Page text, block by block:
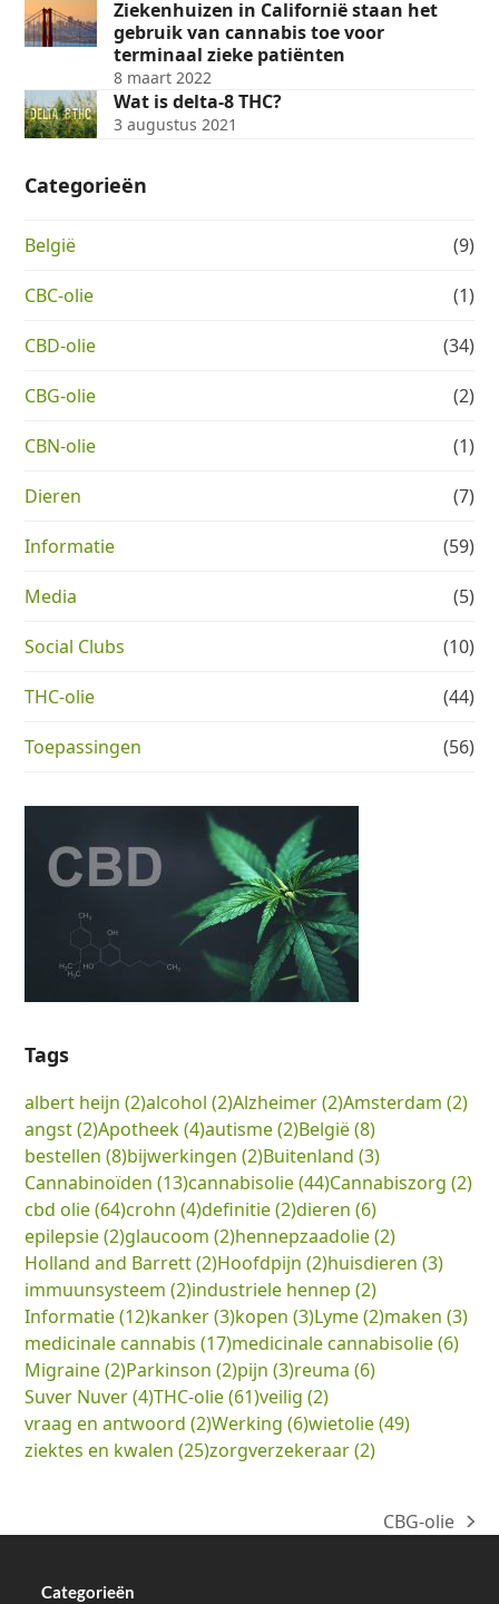
Ziekenhuizen in Californië staan het
gebruik van cannabis toe voor
terminaal zieke patiënten
8 maart 2022
Wat is delta-8 THC?
3 augustus 2021
Categorieën
België (9)
CBC-olie (1)
CBD-olie (34)
CBG-olie (2)
CBN-olie (1)
Dieren (7)
Informatie (59)
Media (5)
Social Clubs (10)
THC-olie (44)
Toepassingen (56)
Tags
albert heijn (2)alcohol (2)Alzheimer(2)Amsterdam (2)
angst(2)Apotheek(4)autisme(2)België(8)
bestellen (8)bijwerkingen (2)Buitenland (3)
Cannabinoïden (13)cannabisolie(44)Cannabiszorg (2)
cbd olie(64)crohn (4)definitie(2)dieren (6)
epilepsie(2)glaucoom (2)hennepzaadolie(2)
Holland and Barrett(2)Hoofdpijn (2)huisdieren (3)
immuunsysteem (2)industriele hennep (2)
Informatie(12)kanker(3)kopen (3)Lyme(2)maken (3)
medicinale cannabis (17)medicinale cannabisolie(6)
Migraine(2)Parkinson (2)pijn (3)reuma (6)
Suver Nuver(4)THC-olie(61)veilig (2)
vraag en antwoord (2)Werking (6)wietolie(49)
ziektes en kwalen (25)zorgverzekeraar(2)
next
CBG-olie
Categorieën